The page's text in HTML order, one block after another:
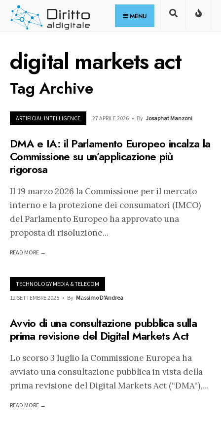
Skip
MENU
digital markets act
Tag Archive
ARTIFICIAL INTELLIGENCE 27 APRILE 2026 • By Josaphat Manzoni
DMA e IA: il Parlamento Europeo incalza la
Commissione su un’applicazione più
rigorosa
Il 19 marzo 2026 la Commissione per il mercato
interno e la protezione dei consumatori (IMCO)
del Parlamento Europeo ha approvato una
proposta di risoluzione...
READ MORE →
TECHNOLOGY MEDIA & TELECOM
12 SETTEMBRE 2025 • By Massimo D'Andrea
Avvio di una consultazione pubblica sulla
prima revisione del Digital Markets Act
Lo scorso 3 luglio la Commissione Europea ha
avviato una consultazione pubblica in vista della
prima revisione del Digital Markets Act (“DMA“),...
READ MORE →